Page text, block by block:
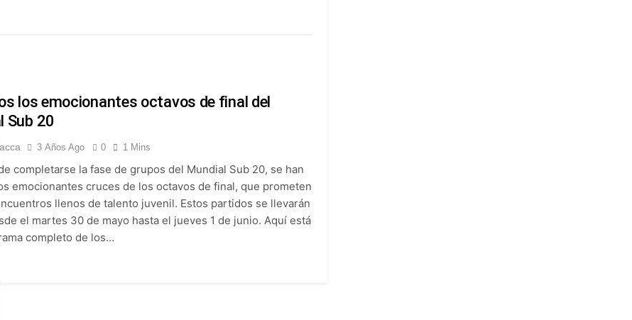
Colombia Femenina goleó 3-0 a Puerto Rico en los Juegos Centroamericanos
goleó 7-0 a Boyacá Chicó y es líder de la Liga BetPlay
arranca el 21 de agosto con el Arsenal campeón abriendo ante el Coventry
el debut de Nacional se suspendió por disturbios cuando ganaba 3-0 a Jaguares
los emocionantes octavos de final del
Sub 20
3 Años Ago 0 1 Mins
completarse la fase de grupos del Mundial Sub 20, se han
emocionantes cruces de los octavos de final, que prometen
llenos de talento juvenil. Estos partidos se llevarán
el martes 30 de mayo hasta el jueves 1 de junio. Aquí está
completo de los…